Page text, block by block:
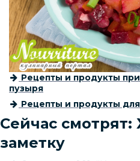
Рецепты и продукты
пузыря
Рецепты и продукты
Сейчас смотрят:
заметку